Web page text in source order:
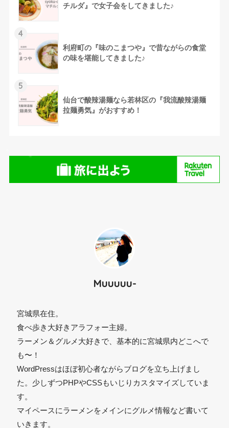
チルダ』で女子会をしてきました♪
4
利府町の『味のこまつや』で昔ながらの食堂
の味を堪能してきました♪
5
仙台で酸辣湯麺なら若林区の『我流酸辣湯麺
拉麺勇気』がおすすめ！
Muuuuu-
宮城県在住。
食べ歩き大好きアラフォー主婦。
ラーメン＆グルメ大好きで、基本的に宮城県内どこへで
も〜！
WordPressはほぼ初心者ながらブログを立ち上げまし
た。少しずつPHPやCSSもいじりカスタマイズしていま
す。
マイペースにラーメンをメインにグルメ情報など書いて
いきます。